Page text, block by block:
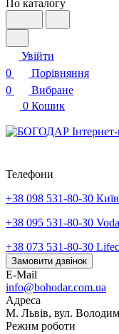
По каталогу
Увійти
0
Порівняння
0
Вибране
0 Кошик
Телефони
+38 098 531-80-30
+38 095 531-80-30
+38 073 531-80-30
Замовити дзвінок
E-Mail
info@bohodar.com.ua
Адреса
М. Львів, вул.
Режим роботи